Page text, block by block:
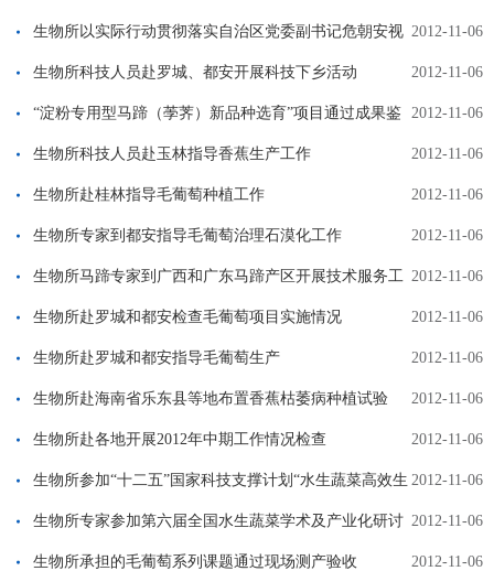
2012-11-06
生物所以实际行动贯彻落实自治区党委副书记危朝安视
察我院时的重要讲话精神 2012-11-06
生物所科技人员赴罗城、都安开展科技下乡活动
2012-11-06
“淀粉专用型马蹄（荸荠）新品种选育”项目通过成果鉴
定 2012-11-06
生物所科技人员赴玉林指导香蕉生产工作
2012-11-06
生物所赴桂林指导毛葡萄种植工作
2012-11-06
生物所专家到都安指导毛葡萄治理石漠化工作
2012-11-06
生物所马蹄专家到广西和广东马蹄产区开展技术服务工
作 2012-11-06
生物所赴罗城和都安检查毛葡萄项目实施情况
2012-11-06
生物所赴罗城和都安指导毛葡萄生产
2012-11-06
生物所赴海南省乐东县等地布置香蕉枯萎病种植试验
2012-11-06
生物所赴各地开展2012年中期工作情况检查
2012-11-06
生物所参加“十二五”国家科技支撑计划“水生蔬菜高效生
产技术研究与示范”项目启动会 2012-11-06
生物所专家参加第六届全国水生蔬菜学术及产业化研讨
会 2012-11-06
生物所承担的毛葡萄系列课题通过现场测产验收